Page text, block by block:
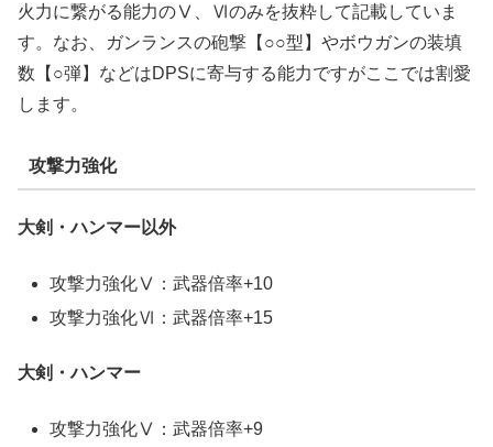
火力に繋がる能力のⅤ、Ⅵのみを抜粋して記載していま
す。なお、ガンランスの砲撃【○○型】やボウガンの装填
数【○弾】などはDPSに寄与する能力ですがここでは割愛
します。
攻撃力強化
大剣・ハンマー以外
攻撃力強化Ⅴ：武器倍率+10
攻撃力強化Ⅵ：武器倍率+15
大剣・ハンマー
攻撃力強化Ⅴ：武器倍率+9